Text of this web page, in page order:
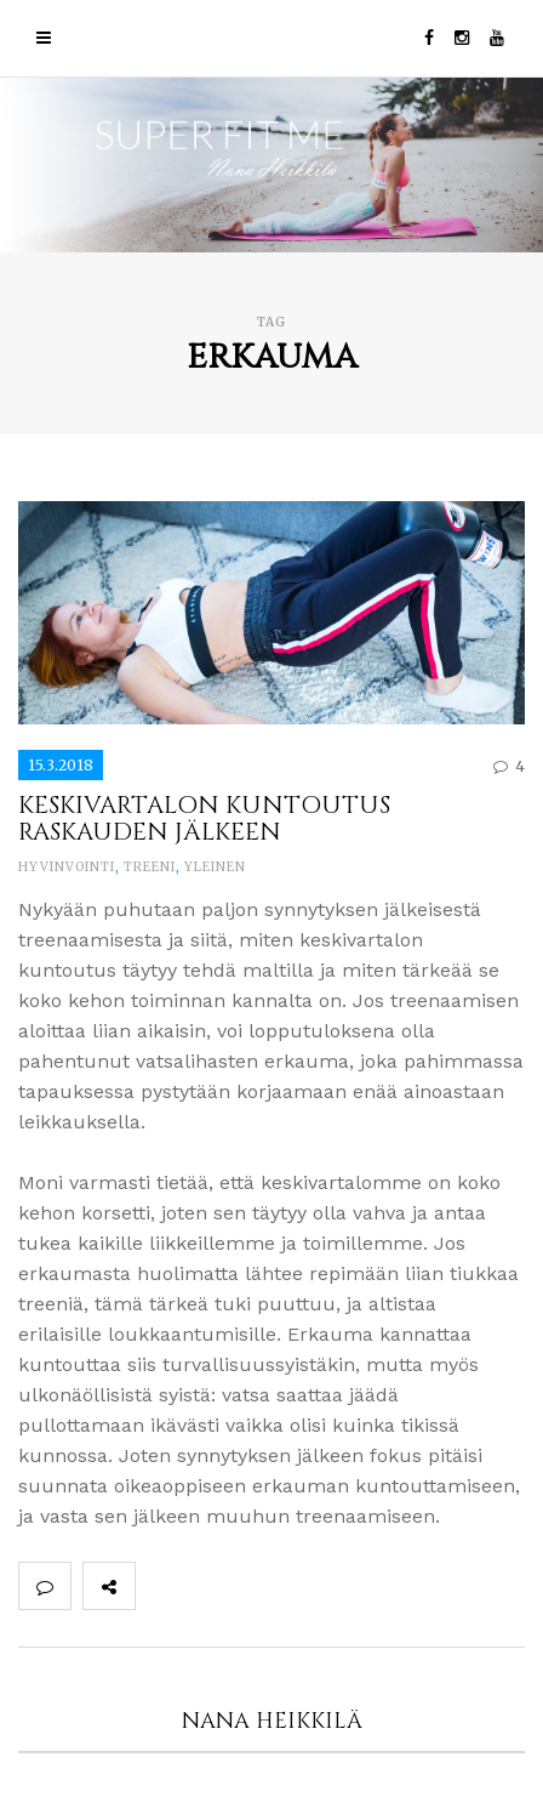
TAG
erkauma
15.3.2018 4
KESKIVARTALON KUNTOUTUS
RASKAUDEN JÄLKEEN
HYVINVOINTI TREENI YLEINEN
Nykyään puhutaan paljon synnytyksen jälkeisestä
treenaamisesta ja siitä, miten keskivartalon
kuntoutus täytyy tehdä maltilla ja miten tärkeää se
koko kehon toiminnan kannalta on. Jos treenaamisen
aloittaa liian aikaisin, voi lopputuloksena olla
pahentunut vatsalihasten erkauma, joka pahimmassa
tapauksessa pystytään korjaamaan enää ainoastaan
leikkauksella.
Moni varmasti tietää, että keskivartalomme on koko
kehon korsetti, joten sen täytyy olla vahva ja antaa
tukea kaikille liikkeillemme ja toimillemme. Jos
erkaumasta huolimatta lähtee repimään liian tiukkaa
treeniä, tämä tärkeä tuki puuttuu, ja altistaa
erilaisille loukkaantumisille. Erkauma kannattaa
kuntouttaa siis turvallisuussyistäkin, mutta myös
ulkonäöllisistä syistä: vatsa saattaa jäädä
pullottamaan ikävästi vaikka olisi kuinka tikissä
kunnossa. Joten synnytyksen jälkeen fokus pitäisi
suunnata oikeaoppiseen erkauman kuntouttamiseen,
ja vasta sen jälkeen muuhun treenaamiseen.
NANA HEIKKILÄ